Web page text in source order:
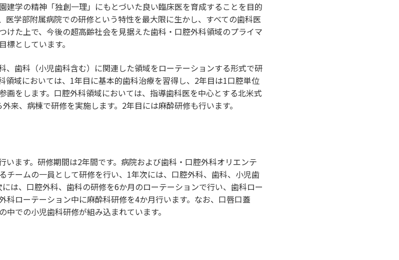
建学の精神「独創一理」にもとづいた良い臨床医を育成することを目的
医学部附属病院での研修という特性を最大限に生かし、すべての歯科医
けた上で、今後の超高齢社会を見据えた歯科・口腔外科領域のプライマ
としています。
、歯科（小児歯科含む）に関連した領域をローテーションする形式で研
領域においては、1年目に基本的歯科治療を習得し、2年目は1口腔単位
画をします。口腔外科領域においては、指導歯科医を中心とする北米式
来、病棟で研修を実施します。2年目には麻酔研修も行います。
います。研修期間は2年間です。病院および歯科・口腔外科オリエンテ
チームの一員として研修を行い、1年次には、口腔外科、歯科、小児歯
は、口腔外科、歯科の研修を6か月のローテーションで行い、歯科ロー
科ローテーション中に麻酔科研修を4か月行います。なお、口唇口蓋
での小児歯科研修が組み込まれています。